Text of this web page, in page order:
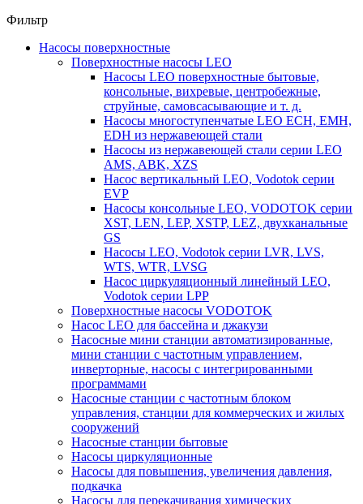
Фильтр
Насосы поверхностные
Поверхностные насосы LEO
Насосы LEO поверхностные бытовые,
консольные, вихревые, центробежные,
струйные, самовсасывающие и т. д.
Насосы многоступенчатые LEO ECH, EMH,
EDH из нержавеющей стали
Насосы из нержавеющей стали серии LEO
AMS, ABK, XZS
Насос вертикальный LEO, Vodotok серии
EVP
Насосы консольные LEO, VODOTOK серии
XST, LEN, LEP, XSTP, LEZ, двухканальные
GS
Насосы LEO, Vodotok серии LVR, LVS,
WTS, WTR, LVSG
Насос циркуляционный линейный LEO,
Vodotok серии LPP
Поверхностные насосы VODOTOK
Насос LEO для бассейна и джакузи
Насосные мини станции автоматизированные,
мини станции с частотным управлением,
инверторные, насосы с интегрированными
программами
Насосные станции с частотным блоком
управления, станции для коммерческих и жилых
сооружений
Насосные станции бытовые
Насосы циркуляционные
Насосы для повышения, увеличения давления,
подкачка
Насосы для перекачивания химических